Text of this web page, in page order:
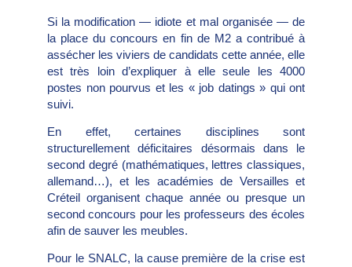
Si la modification — idiote et mal organisée — de
la place du concours en fin de M2 a contribué à
assécher les viviers de candidats cette année, elle
est très loin d’expliquer à elle seule les 4000
postes non pourvus et les « job datings » qui ont
suivi.
En effet, certaines disciplines sont
structurellement déficitaires désormais dans le
second degré (mathématiques, lettres classiques,
allemand…), et les académies de Versailles et
Créteil organisent chaque année ou presque un
second concours pour les professeurs des écoles
afin de sauver les meubles.
Pour le SNALC, la cause première de la crise est